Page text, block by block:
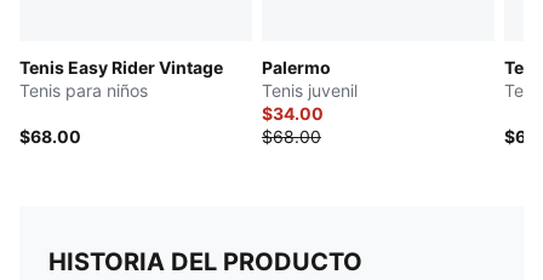
Tenis Easy Rider Vintage
Tenis para niños
$68.00
Palermo
Tenis juvenil
$34.00
$68.00
HISTORIA DEL PRODUCTO